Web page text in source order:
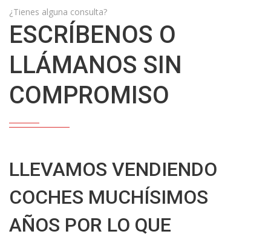
¿Tienes alguna consulta?
ESCRÍBENOS O
LLÁMANOS SIN
COMPROMISO
LLEVAMOS VENDIENDO
COCHES MUCHÍSIMOS
AÑOS POR LO QUE